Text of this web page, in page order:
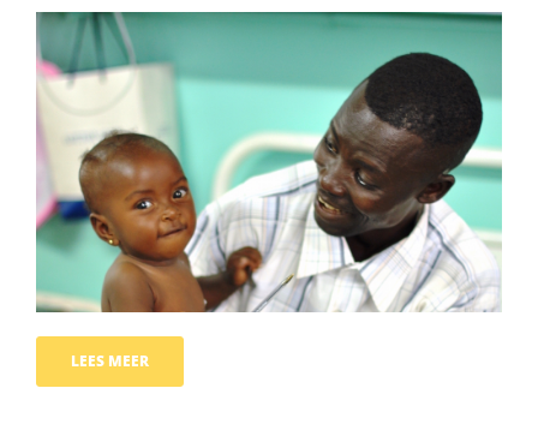
LEES MEER